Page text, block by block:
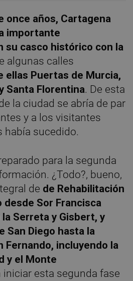
once años, Cartagena
importante
su casco histórico con la
algunas calles
ellas Puertas de Murcia,
Santa Florentina. De esta
la ciudad se abría de par
y a los visitantes
había sucedido.
para la segunda
¿Todo?, bueno,
de de Rehabilitación
desde Sor Francisca
Serreta y Gisbert, y
San Diego hasta la
Fernando, incluyendo la
y el Monte
esta segunda fase